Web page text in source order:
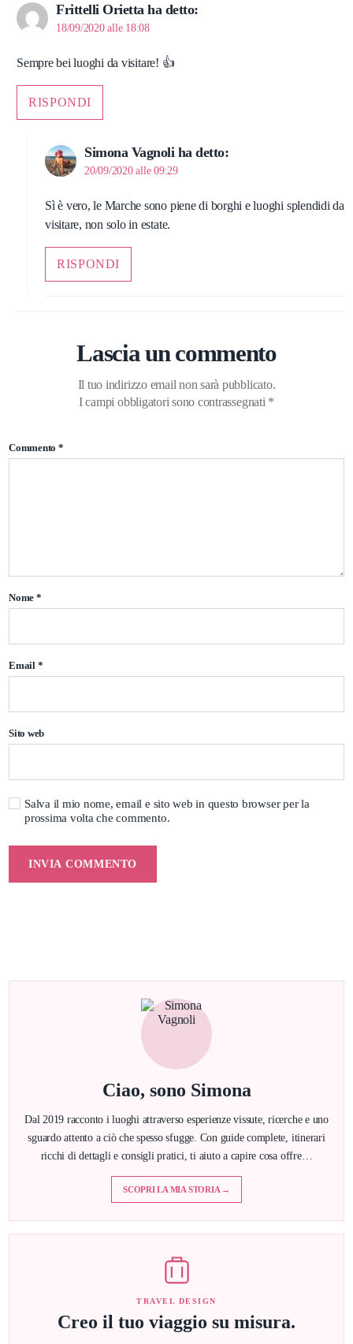
Frittelli Orietta ha detto:
18/09/2020 alle 18:08
Sempre bei luoghi da visitare! 👍
RISPONDI
Simona Vagnoli ha detto:
20/09/2020 alle 09:29
Sì è vero, le Marche sono piene di borghi e luoghi splendidi da
visitare, non solo in estate.
RISPONDI
Lascia un commento
Il tuo indirizzo email non sarà pubblicato.
I campi obbligatori sono contrassegnati *
Commento *
Nome *
Email *
Sito web
Salva il mio nome, email e sito web in questo browser per la
prossima volta che commento.
Ciao, sono Simona
Dal 2019 racconto i luoghi attraverso esperienze vissute, ricerche e uno
sguardo attento a ciò che spesso sfugge. Con guide complete, itinerari
ricchi di dettagli e consigli pratici, ti aiuto a capire cosa offre…
SCOPRI LA MIA STORIA →
TRAVEL DESIGN
Creo il tuo viaggio su misura.